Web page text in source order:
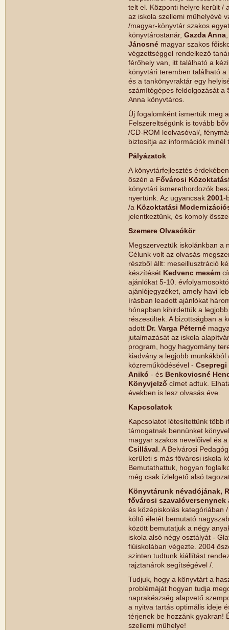
telt el. Központi helyre került /
az iskola szellemi műhelyévé
/magyar-könyvtár szakos
könyvtárostanár, Gazda Anna
Jánosné magyar szakos
végzettséggel rendelkező
férőhely van, itt található a
könyvtári teremben található
és a tankönyvraktár egy
számítógépes feldolgozását a
Anna könyvtáros.
Új fogalomként ismertük meg
Felszereltségünk is tovább
/CD-ROM leolvasóval/,
biztosítja az információk minél
Pályázatok
A könyvtárfejlesztés
őszén a Fővárosi
könyvtári ismerethordozók
nyertünk. Az ugyancsak 2001-
/a Közoktatási
jelentkeztünk, és komoly
Szemere Olvasókör
Megszerveztük iskolánkban a
Célunk volt az olvasás
részből állt: meseillusztráció
készítését Kedvenc mesém
ajánlókat 5-10.
ajánlójegyzéket, amely havi
írásban leadott ajánlókat
hónapban kihirdettük a
részesültek. A bizottságban a
adott Dr. Varga Péterné
jutalmazását az iskola
program, hogy hagyomány
kiadvány a legjobb
közreműködésével -
Anikó - és Benkovicsné
Könyvjelző címet adtuk.
években is lesz olvasás éve.
Kapcsolatok
Kapcsolatot létesítettünk több
támogatnak bennünket
magyar szakos nevelőivel és a
Csillával . A Belvárosi
kerületi s más fővárosi iskola
Bemutathattuk, hogyan
még csak ízlelgető alsó
Könyvtárunk névadójának,
fővárosi
és középiskolás kategóriában
költő életét bemutató
között bemutatjuk a négy
iskola alsó négy osztályát -
fiúiskolában végezte. 2004
szinten tudtunk kiállítást
rajztanárok segítségével /.
Tudjuk, hogy a könyvtárt a
problémáját hogyan tudja
naprakészség alapvető
a nyitva tartás optimális ideje
térjenek be hozzánk gyakran!
szellemi műhelye!